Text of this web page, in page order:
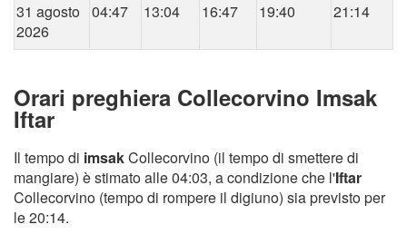
31 agosto
2026
04:47 13:04 16:47 19:40 21:14
Orari preghiera Collecorvino Imsak
Iftar
Il tempo di imsakCollecorvino (il tempo di smettere di
mangiare) è stimato alle 04:03, a condizione che l'Iftar
Collecorvino (tempo di rompere il digiuno) sia previsto per
le 20:14.